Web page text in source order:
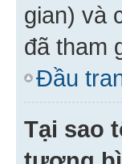
gian) và
đã tham
Đầu
Tại sao